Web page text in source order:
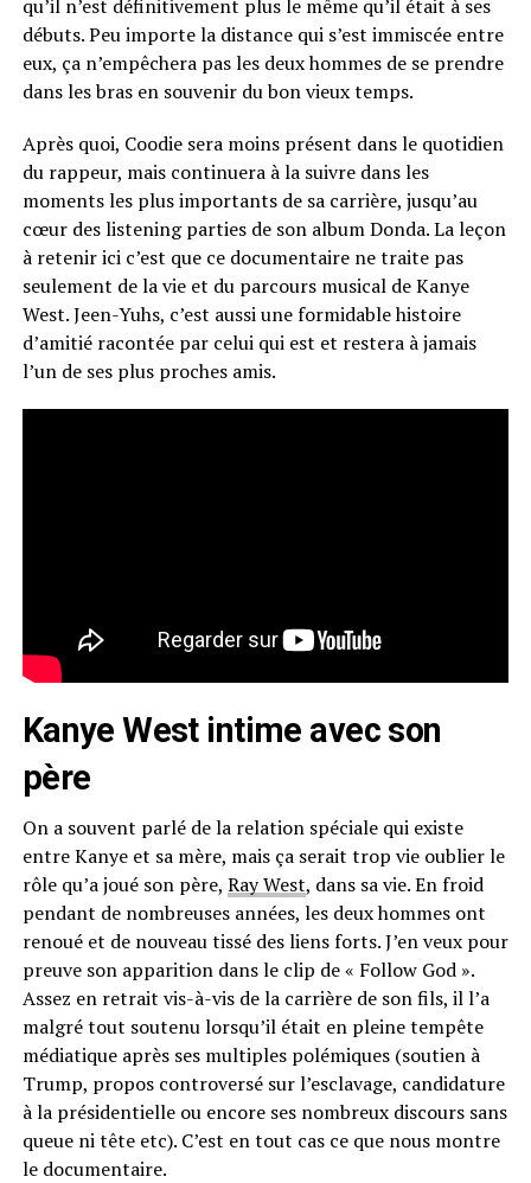
qu’il n’est définitivement plus le même qu’il était à ses
débuts. Peu importe la distance qui s’est immiscée entre
eux, ça n’empêchera pas les deux hommes de se prendre
dans les bras en souvenir du bon vieux temps.
Après quoi, Coodie sera moins présent dans le quotidien
du rappeur, mais continuera à la suivre dans les
moments les plus importants de sa carrière, jusqu’au
cœur des listening parties de son album Donda. La leçon
à retenir ici c’est que ce documentaire ne traite pas
seulement de la vie et du parcours musical de Kanye
West. Jeen-Yuhs, c’est aussi une formidable histoire
d’amitié racontée par celui qui est et restera à jamais
l’un de ses plus proches amis.
Kanye West intime avec son
père
On a souvent parlé de la relation spéciale qui existe
entre Kanye et sa mère, mais ça serait trop vie oublier le
rôle qu’a joué son père, Ray West, dans sa vie. En froid
pendant de nombreuses années, les deux hommes ont
renoué et de nouveau tissé des liens forts. J’en veux pour
preuve son apparition dans le clip de « Follow God ».
Assez en retrait vis-à-vis de la carrière de son fils, il l’a
malgré tout soutenu lorsqu’il était en pleine tempête
médiatique après ses multiples polémiques (soutien à
Trump, propos controversé sur l’esclavage, candidature
à la présidentielle ou encore ses nombreux discours sans
queue ni tête etc). C’est en tout cas ce que nous montre
le documentaire.